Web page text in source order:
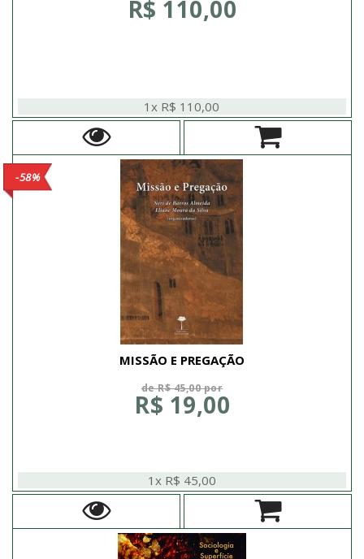
R$ 110,00
1x R$ 110,00
MISSÃO E PREGAÇÃO
-58%
de R$ 45,00 por
R$ 19,00
1x R$ 45,00